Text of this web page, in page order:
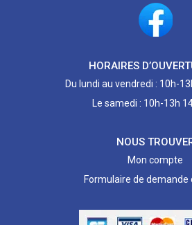
HORAIRES
Du lundi au vendredi : 10h-
Le samedi : 10h-13h
NOUS
Mon compte
Formulaire de demande